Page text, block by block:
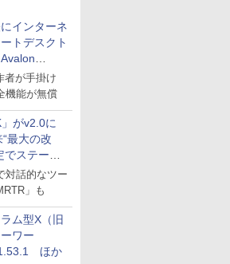
インターネ
トデスクト
者が手掛け
機能が無償
」がv2.0に
最大の改
ステート
対話的なツー
」も
ム型X（旧
ワー
ほか